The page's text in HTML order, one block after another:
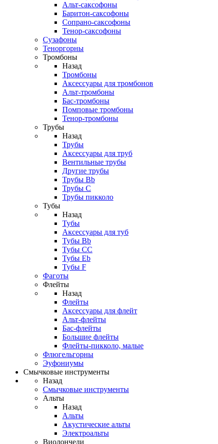
Альт-саксофоны
Баритон-саксофоны
Сопрано-саксофоны
Тенор-саксофоны
Сузафоны
Теноргорны
Тромбоны
Назад
Тромбоны
Аксессуары для тромбонов
Альт-тромбоны
Бас-тромбоны
Помповые тромбоны
Тенор-тромбоны
Трубы
Назад
Трубы
Аксессуары для труб
Вентильные трубы
Другие трубы
Трубы Bb
Трубы C
Трубы пикколо
Тубы
Назад
Тубы
Аксессуары для туб
Тубы Bb
Тубы CC
Тубы Eb
Тубы F
Фаготы
Флейты
Назад
Флейты
Аксессуары для флейт
Альт-флейты
Бас-флейты
Большие флейты
Флейты-пикколо, малые
Флюгельгорны
Эуфониумы
Смычковые инструменты
Назад
Смычковые инструменты
Альты
Назад
Альты
Акустические альты
Электроальты
Виолончели